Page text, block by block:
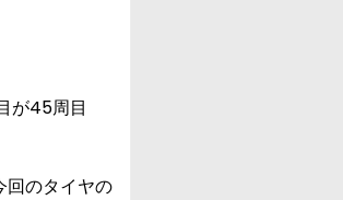
が45周目
回のタイヤの